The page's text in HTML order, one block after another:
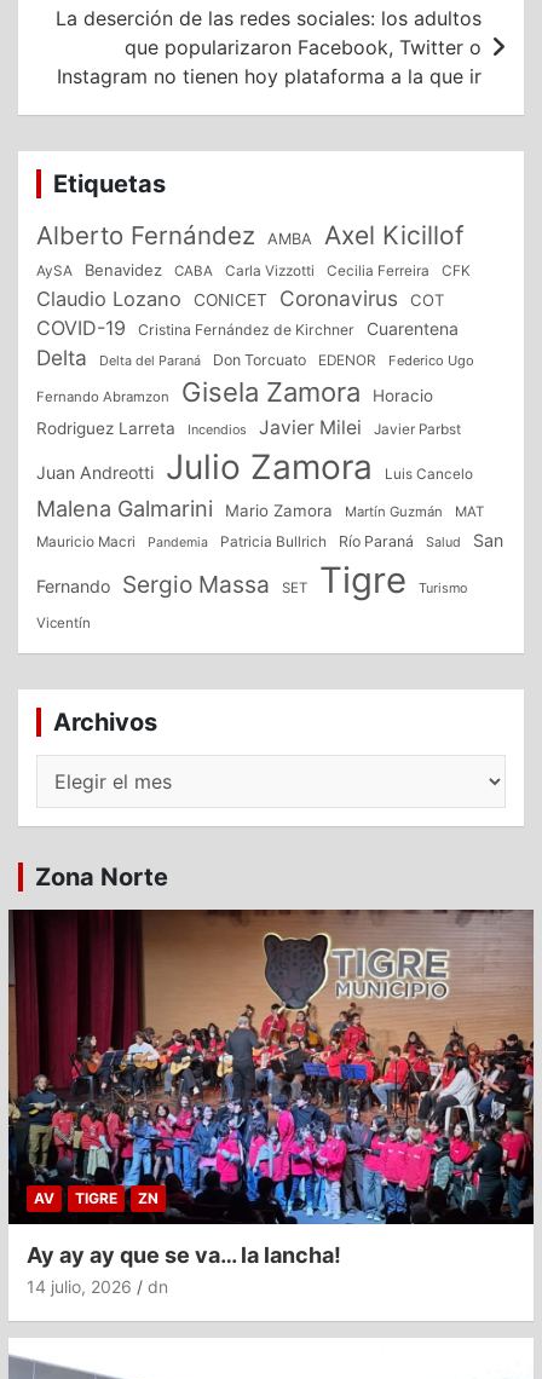
La deserción de las redes sociales: los adultos
que popularizaron Facebook, Twitter o
Instagram no tienen hoy plataforma a la que ir
Etiquetas
Alberto Fernández AMBA Axel Kicillof
AySA Benavidez CABA Carla Vizzotti Cecilia Ferreira CFK
Claudio Lozano CONICET Coronavirus COT
COVID-19 Cristina Fernández de Kirchner Cuarentena
Delta Delta del Paraná Don Torcuato EDENOR Federico Ugo
Fernando Abramzon Gisela Zamora
Horacio
Rodriguez Larreta
Incendios Javier Milei Javier Parbst
Juan Andreotti Julio Zamora Luis Cancelo
Malena Galmarini Mario Zamora Martín Guzmán
MAT
Mauricio Macri
Pandemia Patricia Bullrich Río Paraná Salud San
Fernando Sergio Massa SET Tigre Turismo
Vicentín
Archivos
Zona Norte
AV TIGRE ZN
Ay ay ay que se va… la lancha!
14 julio, 2026 dn